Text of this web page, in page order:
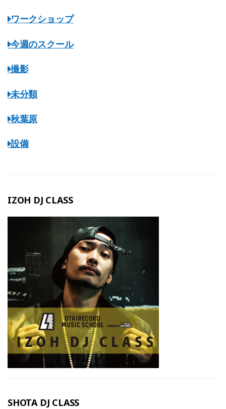
ワークショップ
今週のスクール
撮影
未分類
秋葉原
設備
IZOH DJ CLASS
SHOTA DJ CLASS